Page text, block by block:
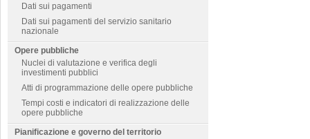
Dati sui pagamenti
Dati sui pagamenti del servizio sanitario
nazionale
Opere pubbliche
Nuclei di valutazione e verifica degli
investimenti pubblici
Atti di programmazione delle opere pubbliche
Tempi costi e indicatori di realizzazione delle
opere pubbliche
Pianificazione e governo del territorio